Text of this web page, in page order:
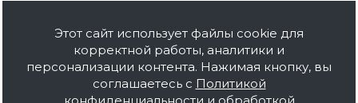
2026 © ООО Баустов. Собственное
производство лакокрасочной продукции,
оптовая и розничная продажа строительных
Этот сайт использует файлы cookie для
корректной работы, аналитики и
персонализации контента. Нажимая кнопку, вы
соглашаетесь с Политикой